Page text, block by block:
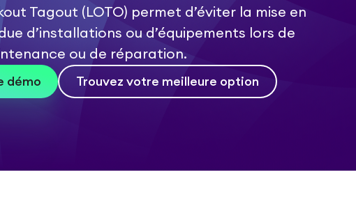
Tagout (LOTO) permet d’éviter la mise en
d’installations ou d’équipements lors de
ou de réparation.
démo Trouvez votre meilleure option